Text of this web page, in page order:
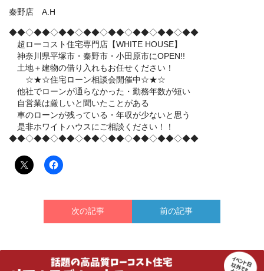
秦野店 A.H
◆◆◇◆◆◇◆◆◇◆◆◇◆◆◇◆◆◇◆◆◇◆◆
超ローコスト住宅専門店【WHITE HOUSE】
神奈川県平塚市・秦野市・小田原市にOPEN!!
土地＋建物の借り入れもお任せください！
☆★☆住宅ローン相談会開催中☆★☆
他社でローンが通らなかった・勤務年数が短い
自営業は厳しいと聞いたことがある
車のローンが残っている・年収が少ないと思う
是非ホワイトハウスにご相談ください！！
◆◆◇◆◆◇◆◆◇◆◆◇◆◆◇◆◆◇◆◆◇◆◆
次の記事 前の記事